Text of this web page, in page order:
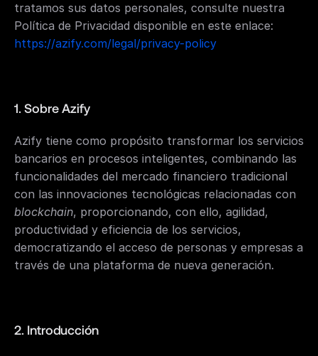
tratamos sus datos personales, consulte nuestra
https://azify.com/legal/privacy-policy
1. Sobre Azify
Azify tiene como propósito transformar los servicios
bancarios en procesos inteligentes, combinando las
funcionalidades del mercado financiero tradicional
blockchain, proporcionando, con ello, agilidad,
productividad y eficiencia de los servicios,
democratizando el acceso de personas y empresas a
través de una plataforma de nueva generación.
2. Introducción